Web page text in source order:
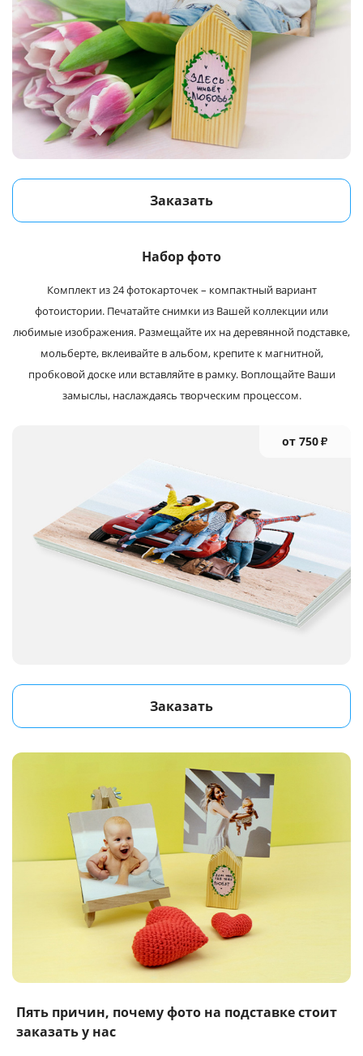
Заказать
Набор фото
Комплект из 24 фотокарточек – компактный вариант
фотоистории. Печатайте снимки из Вашей коллекции или
любимые изображения. Размещайте их на деревянной подставке,
мольберте, вклеивайте в альбом, крепите к магнитной,
пробковой доске или вставляйте в рамку. Воплощайте Ваши
замыслы, наслаждаясь творческим процессом.
от 750₽
Заказать
Пять причин, почемуфото на подставкестоит
заказать у нас